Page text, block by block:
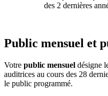
des 2 dernières
Public mensuel et
Votre public mensuel désigne
auditrices au cours des 28
le public programmé.